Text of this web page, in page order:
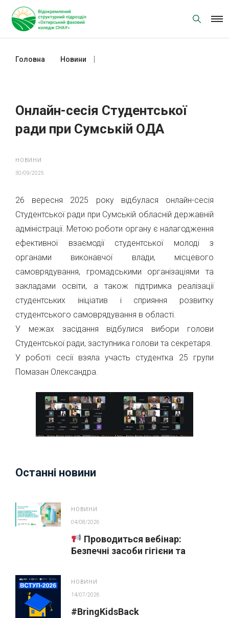
content
Головна Новини
Онлайн-сесія Студентської
ради при Сумській ОДА
НОВИНИ
30/09/2025
26 вересня 2025 року відбулася онлайн-сесія
Студентської ради при Сумській обласній державній
адміністрації. Метою роботи органу є налагодження
ефективної взаємодії студентської молоді з
органами виконавчої влади, місцевого
самоврядування, громадськими організаціями та
закладами освіти, а також підтримка реалізації
студентських ініціатив і сприяння розвитку
студентського самоврядування в області.
У межах засідання відбулися вибори голови
Студентської ради, заступника голови та секретаря.
У роботі сесії взяла участь студентка 25 групи
Помазан Олександра.
Останні новини
НОВИНИ
04/08/2026
Проводиться вебінар:
Безпечні засоби гігієни та
НОВИНИ
14/07/2026
#BringKidsBack